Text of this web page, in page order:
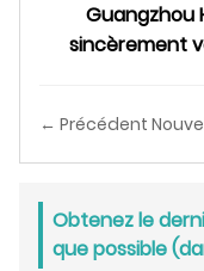
Guangzhou
sincèrement
← Précédent
Obtenez le
que possible